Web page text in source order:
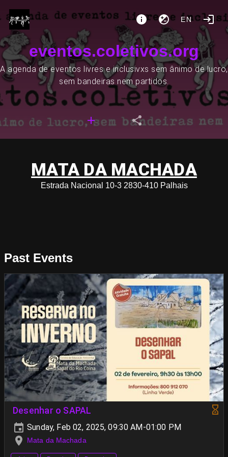
EN
eventos.coletivos.org
A agenda de eventos livres e inclusivxs sem ânimo de lucro,
sem bandeiras nem partidos.
MATA DA MACHADA
Estrada Nacional 10-3 2830-410 Palhais
Past Events
Desenhar o SAPAL
Sunday, Feb 02, 2025, 09:30 AM-01:00 PM
Mata da Machada